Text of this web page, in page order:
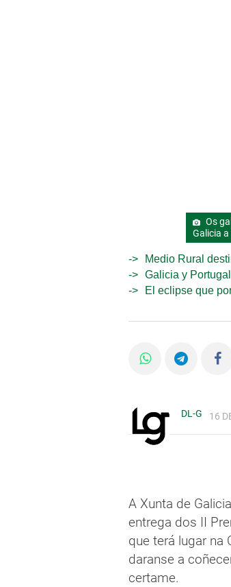
Os
Galicia
Medio Rural
Galicia y
El eclipse que
DL-G 16
A Xunta de
entrega dos II
que terá lugar na
daranse a
certame.